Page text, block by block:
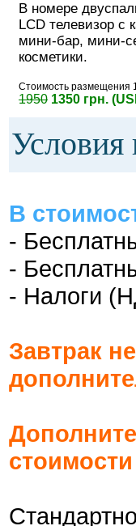
В номере
LCD телевизор с
мини-бар, мини-
косметики.
Стоимость размещения
1950 1350 грн.
В
-
-
- Налоги
Завтрак